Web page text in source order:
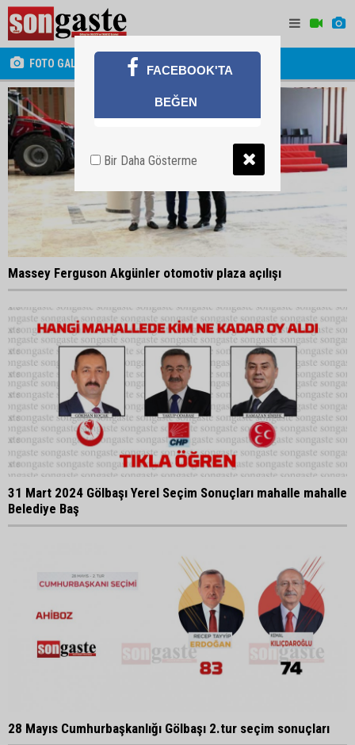
FOTO GALERİ
Massey Ferguson Akgünler otomotiv plaza açılışı
31 Mart 2024 Gölbaşı Yerel Seçim Sonuçları mahalle mahalle
Belediye Baş
28 Mayıs Cumhurbaşkanlığı Gölbaşı 2.tur seçim sonuçları
FACEBOOK'TA
BEĞEN
Bir Daha Gösterme